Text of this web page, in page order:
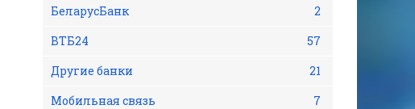
БеларусБанк
2
ВТБ24
57
Другие банки
21
Мобильная связь
7